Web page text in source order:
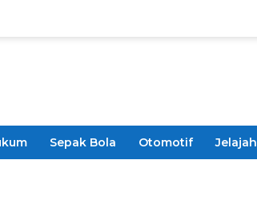
Sepak Bola Otomotif Jelajah